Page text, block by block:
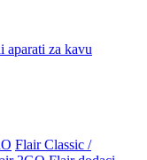
aparati za kavu
Flair Classic /